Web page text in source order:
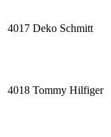
4017 Deko Schmitt
4018 Tommy Hilfiger